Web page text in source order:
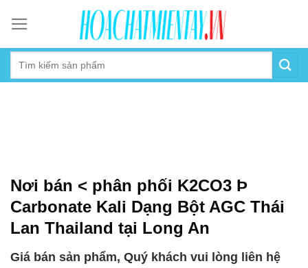
content
Nơi bán < phân phối K2CO3 Þ
Carbonate Kali Dạng Bột AGC Thái
Lan Thailand tại Long An
Giá bán sản phẩm, Quý khách vui lòng liên hệ